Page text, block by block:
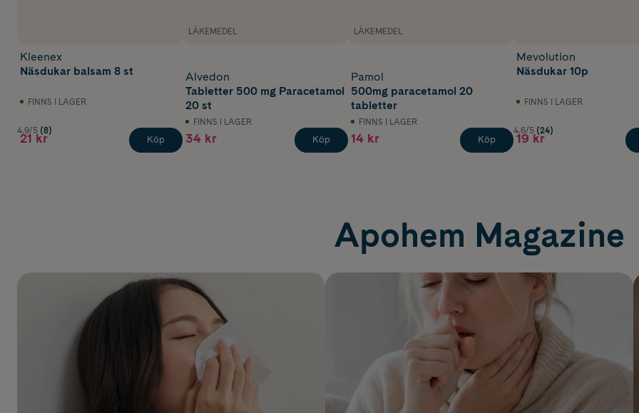
Kleenex
Näsdukar balsam 8 st
FINNS I LAGER
4.9/5 (8)
21 kr Köp
LÄKEMEDEL
Alvedon
Tabletter 500 mg Paracetamol
20 st
FINNS I LAGER
34 kr Köp
LÄKEMEDEL
Pamol
500mg paracetamol 20
tabletter
FINNS I LAGER
14 kr Köp
Mevolution
Näsdukar 10p
FINNS I LAGER
4.6/5 (24)
19 kr
Apohem Magazine